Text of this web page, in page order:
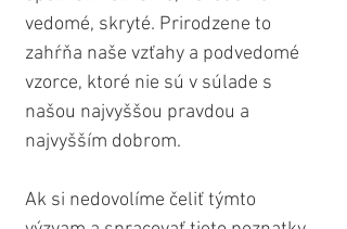
vedomé, skryté. Prirodzene to
zahŕňa naše vzťahy a podvedomé
vzorce, ktoré nie sú v súlade s
našou najvyššou pravdou a
najvyšším dobrom.
Ak si nedovolíme čeliť týmto